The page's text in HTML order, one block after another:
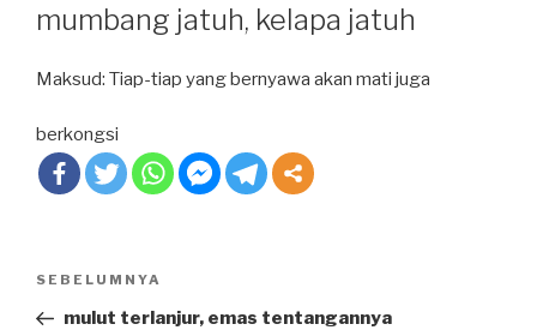
mumbang jatuh, kelapa jatuh
Maksud: Tiap-tiap yang bernyawa akan mati juga
berkongsi
Post
Previous
Post
SEBELUMNYA
mulut terlanjur, emas tentangannya